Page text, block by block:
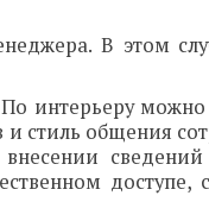
В этом
интерьеру можно
стиль общения
доступе,